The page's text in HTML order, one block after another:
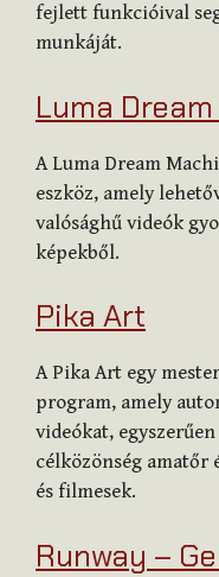
fejlett funkcióival
munkáját.
Luma
A Luma Dream
eszköz, amely
valósághű videók
képekből.
Pika Art
A Pika Art egy
program, amely
videókat,
célközönség
és filmesek.
Runway –